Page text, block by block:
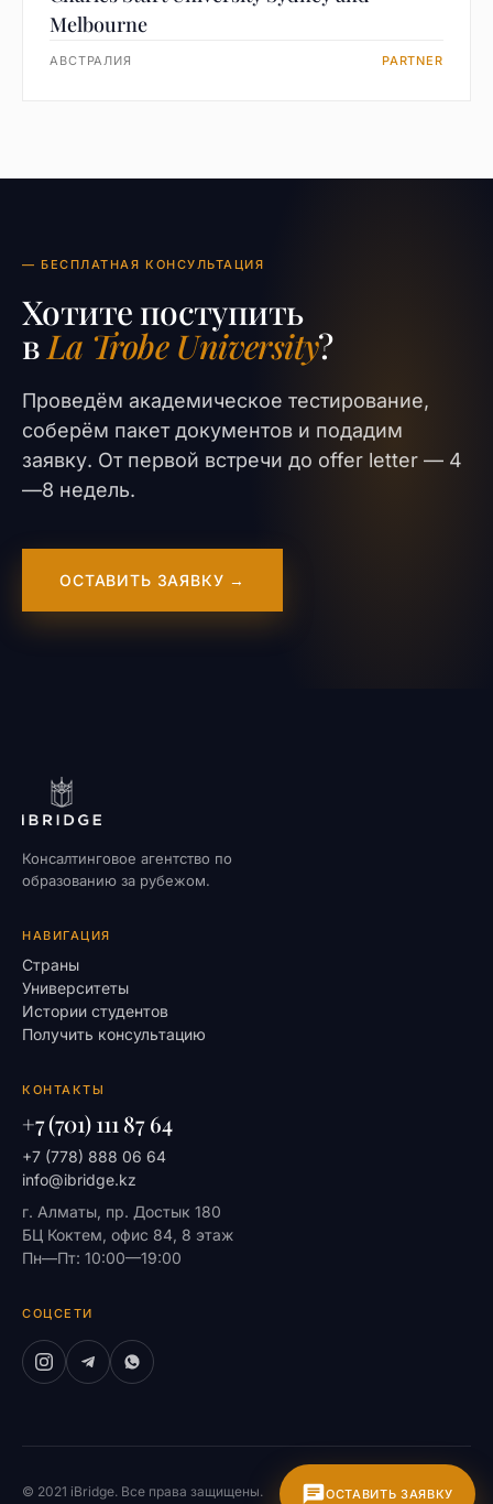
Melbourne
АВСТРАЛИЯ PARTNER
— БЕСПЛАТНАЯ КОНСУЛЬТАЦИЯ
Хотите поступить
вLa Trobe University?
Проведём академическое тестирование,
соберём пакет документов и подадим
заявку. От первой встречи до offer letter — 4
—8 недель.
ОСТАВИТЬ ЗАЯВКУ →
Консалтинговое агентство по
образованию за рубежом.
НАВИГАЦИЯ
Страны
Университеты
Истории студентов
Получить консультацию
КОНТАКТЫ
+7 (701) 111 87 64
+7 (778) 888 06 64
info@ibridge.kz
г. Алматы, пр. Достык 180
БЦ Коктем, офис 84, 8 этаж
Пн—Пт: 10:00—19:00
СОЦСЕТИ
© 2021 iBridge. Все права защищены. На главную
ОСТАВИТЬ ЗАЯВКУ